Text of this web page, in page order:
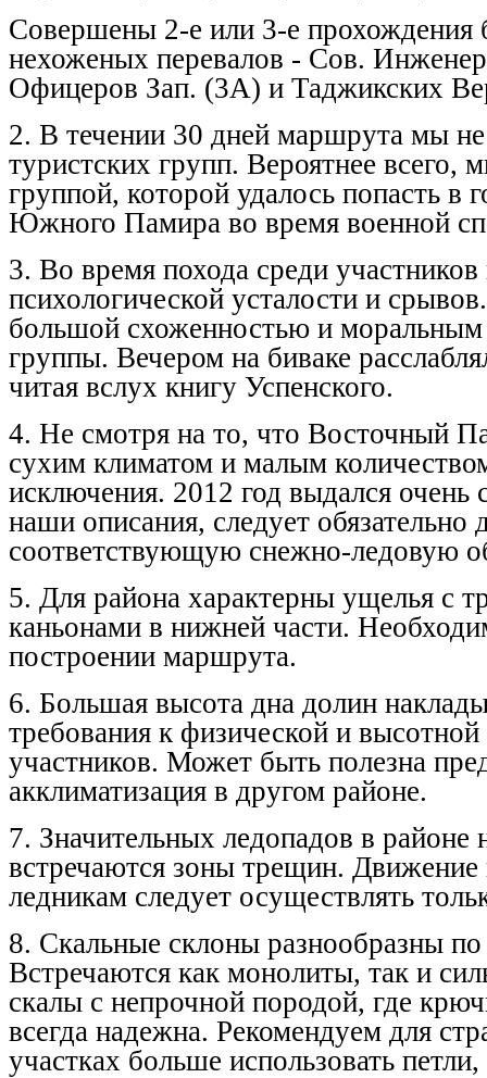
Совершены 2-е или 3-е прохождения
нехоженых перевалов - Сов.
Офицеров Зап. (3А) и Таджикских
2. В течении 30 дней маршрута мы не
туристских групп. Вероятнее всего,
группой, которой удалось попасть в
Южного Памира во время военной
3. Во время похода среди
психологической усталости и
большой схоженностью и моральным
группы. Вечером на биваке
читая вслух книгу Успенского.
4. Не смотря на то, что Восточный
сухим климатом и малым
исключения. 2012 год выдался
наши описания, следует обязательно
соответствующую снежно-ледовую
5. Для района характерны ущелья с
каньонами в нижней части.
построении маршрута.
6. Большая высота дна долин
требования к физической и высотной
участников. Может быть полезна
акклиматизация в другом районе.
7. Значительных ледопадов в
встречаются зоны трещин.
ледникам следует осуществлять
8. Скальные склоны разнообразны по
Встречаются как монолиты, так и
скалы с непрочной породой, где
всегда надежна. Рекомендуем для
участках больше использовать